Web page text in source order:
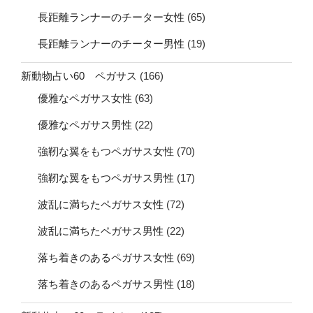
長距離ランナーのチーター女性 (65)
長距離ランナーのチーター男性 (19)
新動物占い60 ペガサス (166)
優雅なペガサス女性 (63)
優雅なペガサス男性 (22)
強靭な翼をもつペガサス女性 (70)
強靭な翼をもつペガサス男性 (17)
波乱に満ちたペガサス女性 (72)
波乱に満ちたペガサス男性 (22)
落ち着きのあるペガサス女性 (69)
落ち着きのあるペガサス男性 (18)